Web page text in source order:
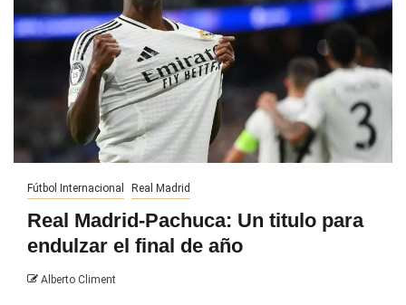
Fútbol Internacional Real Madrid
Real Madrid-Pachuca: Un titulo para
endulzar el final de año
Alberto Climent